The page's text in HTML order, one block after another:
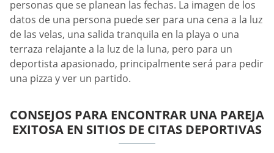
personas que se planean las fechas. La imagen de los
datos de una persona puede ser para una cena a la luz
de las velas, una salida tranquila en la playa o una
terraza relajante a la luz de la luna, pero para un
deportista apasionado, principalmente será para pedir
una pizza y ver un partido.
CONSEJOS PARA ENCONTRAR UNA PAREJA
EXITOSA EN SITIOS DE CITAS DEPORTIVAS